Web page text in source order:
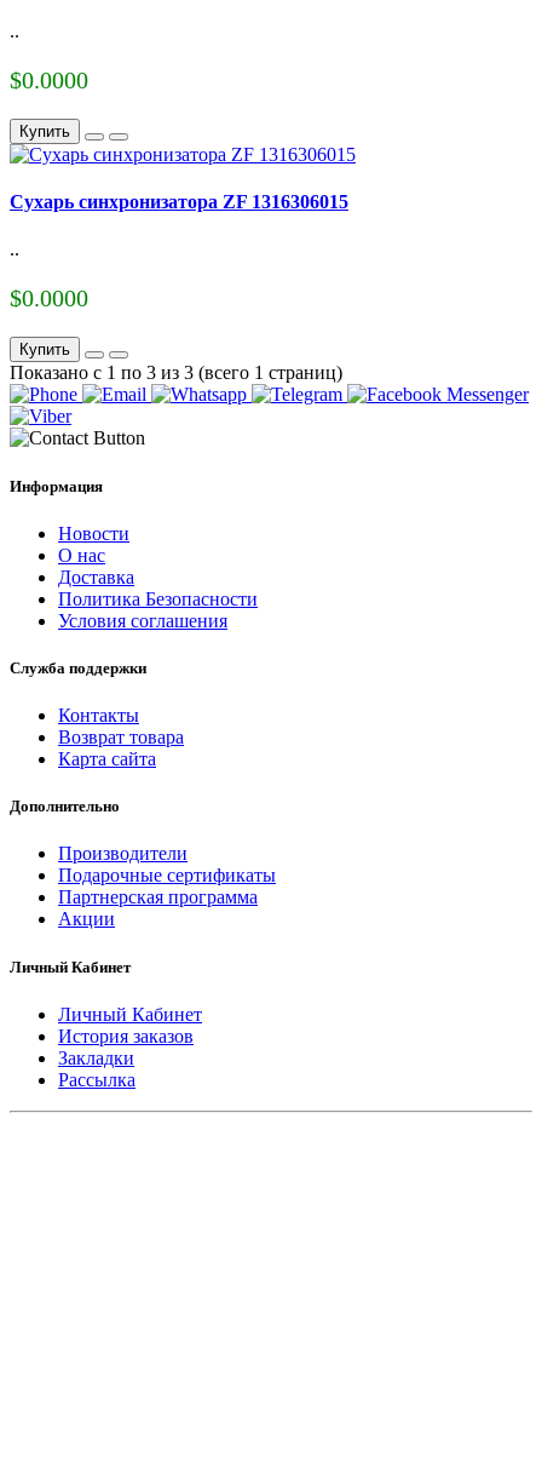
..
$0.0000
Купить
Сухарь синхронизатора ZF 1316306015
..
$0.0000
Купить
Показано с 1 по 3 из 3 (всего 1 страниц)
Информация
Новости
О нас
Доставка
Политика Безопасности
Условия соглашения
Служба поддержки
Контакты
Возврат товара
Карта сайта
Дополнительно
Производители
Подарочные сертификаты
Партнерская программа
Акции
Личный Кабинет
Личный Кабинет
История заказов
Закладки
Рассылка